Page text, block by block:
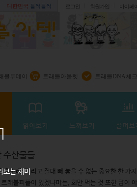
대한민국 들썩들썩 로그인 회원가입 마이페
블투데이 트래블아울렛 트래블DNA체크
수산물들
소리. 그리고 절대 빼 놓을 수 없는 중요한 한 가
래블피플이 있겠냐마는, 회만 먹는 것 또한 답이
보는 재미